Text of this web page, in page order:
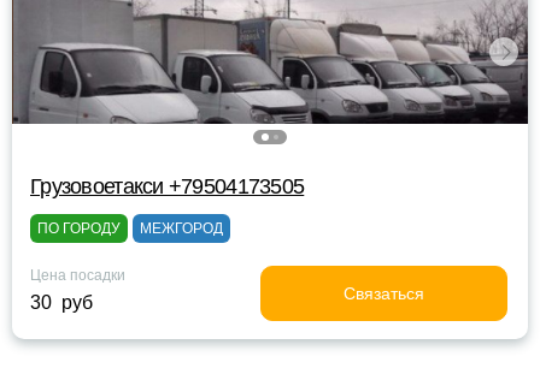
Грузовоетакси +79504173505
ПО ГОРОДУ МЕЖГОРОД
Цена посадки
30 руб Связаться